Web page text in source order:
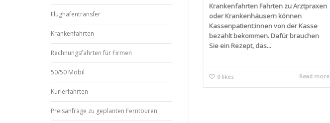
Krankenfahrten Fahrten zu Arztpraxen
oder Krankenhäusern können
Kassenpatient:innen von der Kasse
bezahlt bekommen. Dafür brauchen
Sie ein Rezept, das...
0 likes Read more
Flughafentransfer
Krankenfahrten
Rechnungsfahrten für Firmen
50/50 Mobil
Kurierfahrten
Preisanfrage zu geplanten Ferntouren